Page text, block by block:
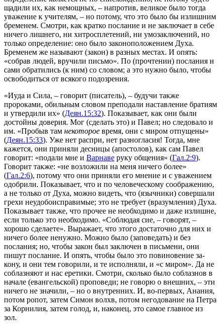
щадили их, как немощных, – напротив, ве­ликое было тогда
уважение к учителям, – но потому, что это было бы излишним
бременем. Смотри, как кратко послание и не заключает в себе
ничего лишнего, ни хитросплетений, ни умозаключений, но
только определение: оно было законоположением Духа.
Бременем же называют (закон) в разных местах. И опять:
«собрав людей, вручили письмо». По (прочтении) послания и
сами обратились (к ним) со словом; а это нужно было, чтобы
освободиться от всякого подозрения.
«Иуда и Сила, – гово­рит (писатель), – будучи также
пророками, обильным словом преподали наставление братиям
и утвердили их» (Деян.15:32). Показывает, как они были
достойны доверия. Мог (сделать это) и Павел; но следовало и
им. «Пробыв там некоторое время, они с миром отпущены»
(Деян.15:33). Уже нет распри, нет разногласия! Тогда, мне
кажется, они приняли десницы (апосто­лов), как сам Павел
говорит: «подали мне и Варнаве руку общения» (Гал.2:9).
Говорит также: «не возложили на меня ничего более»
(Гал.2:6), потому что они приняли его мнение и с уважением
одобрили. Показывает, что и по человеческому соображению,
а не только от Духа, можно видеть, что (язычники) совершали
грехи неудобоисправимые; это не требует (вразумления) Духа.
Показывает также, что прочее не необходимо и даже излишне,
если только это необходимо. «Соблюдая сие, – гово­рят, –
хорошо сделаете». Выражает, что этого достаточно для них и
ничего более ненужно. Можно было (заповедать) и без
послания; но, чтобы закон был заключен в письмени, они
пишут послание. И опять, чтобы было это повиновение за­
кону, и они тем говорили, и те исполняли, и «с миром». Да не
соблазняют и нас еретики. Смотри, сколько было соблаз­нов в
начале (евангельской) проповеди; не говорю о внеш­них, – эти
ничего не значили, – но о внутренних. И, во-пер­вых, Анания,
потом ропот, затем Симон волхв, потом негодование на Петра
за Корнилия, затем голод, и, наконец, это самое главное из
зол.